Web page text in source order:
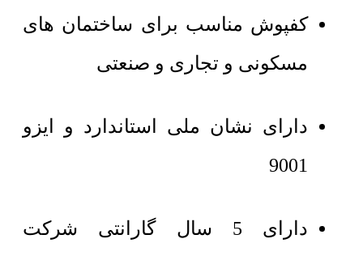
کفپوش مناسب برای ساختمان های
مسکونی و تجاری و صنعتی
دارای نشان ملی استاندارد و ایزو
9001
دارای 5 سال گارانتی شرکت